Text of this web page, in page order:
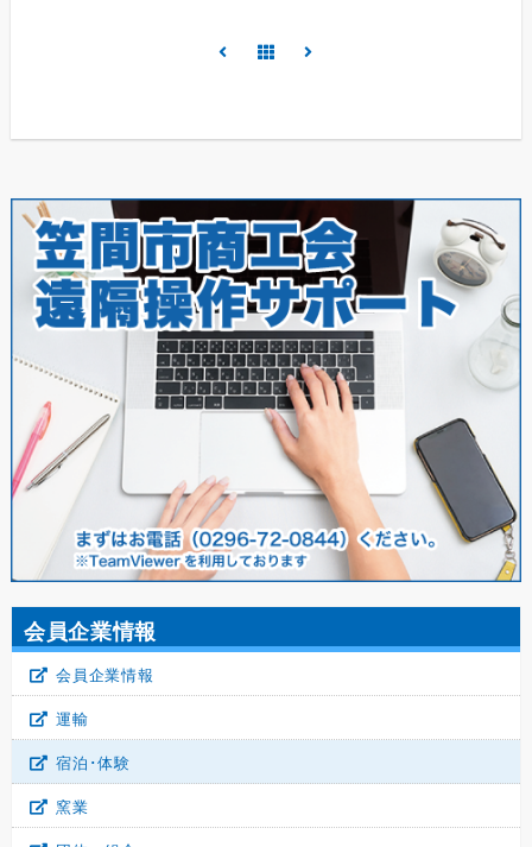
会員企業情報
会員企業情報
運輸
宿泊･体験
窯業